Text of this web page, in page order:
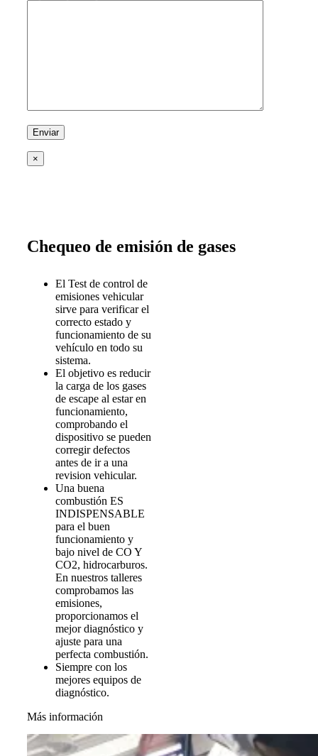
×
Chequeo de emisión de gases
El Test de control de
emisiones vehicular
sirve para verificar el
correcto estado y
funcionamiento de su
vehículo en todo su
sistema.
El objetivo es reducir
la carga de los gases
de escape al estar en
funcionamiento,
comprobando el
dispositivo se pueden
corregir defectos
antes de ir a una
revision vehicular.
Una buena
combustión ES
INDISPENSABLE
para el buen
funcionamiento y
bajo nivel de CO Y
CO2, hidrocarburos.
En nuestros talleres
comprobamos las
emisiones,
proporcionamos el
mejor diagnóstico y
ajuste para una
perfecta combustión.
Siempre con los
mejores equipos de
diagnóstico.
Más información